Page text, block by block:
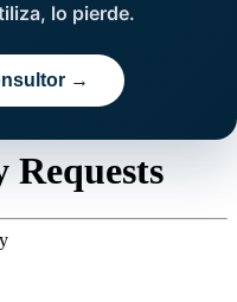
lo pierde.
→